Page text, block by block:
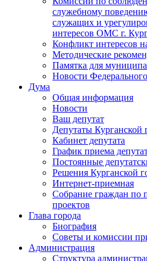
служебному
служащих и
интересов ОМС г.
Конфликт интересов
Методические
Памятка для
Новости
Дума
Общая информация
Новости
Ваш депутат
Депутаты Курганской
Кабинет депутата
График приема
Постоянные
Решения Курганской
Интернет-приемная
Собрание граждан по
проектов
Глава города
Биография
Советы и комиссии
Администрация
Структура